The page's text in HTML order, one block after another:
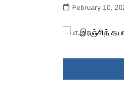
February 10,